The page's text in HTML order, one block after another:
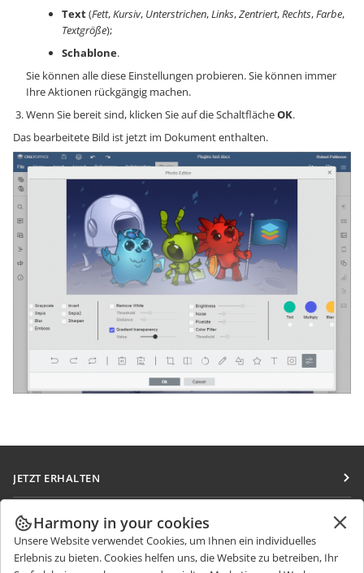
Text(Fett,Kursiv, Unterstrichen,Links,Zentriert,Rechts,Farbe,
Textgröße);
Schablone.
Sie können alle diese Einstellungen probieren. Sie können immer
Ihre Aktionen rückgängig machen.
Wenn Sie bereit sind, klicken Sie auf die SchaltflächeOK.
Das bearbeitete Bild ist jetzt im Dokument enthalten.
JETZT ERHALTEN
Docs
DocSpace
Workspace
ZUSAMMENARBEITEN
Für Mitwirkende
NACHRICHTEN ERHALTEN
Harmony in your cookies
Unsere Website verwendet Cookies, um Ihnen ein individuelles
Erlebnis zu bieten. Cookies helfen uns, die Website zu betreiben, Ihr